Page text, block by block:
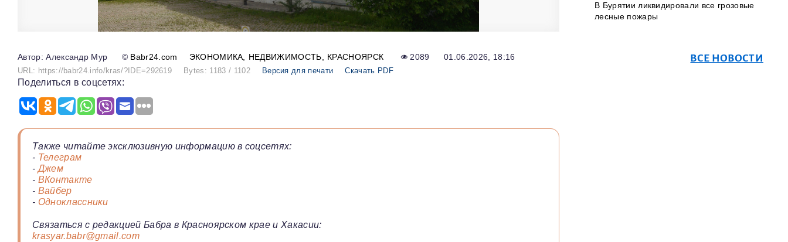
Александр Мур © Babr24.com ЭКОНОМИКА НЕДВИЖИМОСТЬ КРАСНОЯРСК 2089 01.06.2026, 18:16
URL: https://babr24.info/kras/?IDE=292619 Bytes: 1183 / 1102 Версия для печати Скачать PDF
Поделиться в соцсетях:
Также читайте эксклюзивную информацию в соцсетях:
- Телеграм
-Джем
- ВКонтакте
- Вайбер
- Одноклассники
Связаться с редакцией Бабра в Красноярском крае и Хакасии:
krasyar.babr@gmail.com
В Бурятии ликвидировали все грозовые
лесные пожары
ВСЕ НОВОСТИ